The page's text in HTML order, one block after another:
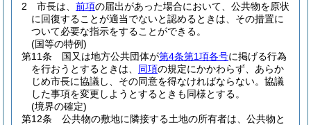
2
市長は、 前項の届出があった場合において、公共物を原状
に回復することが適当でないと認めるときは、その措置に
ついて必要な指示をすることができる。
(国等の特例)
第11条
国又は地方公共団体が第4条第1項各号に掲げる行為
を行おうとするときは、 同項の規定にかかわらず、あらか
じめ市長に協議し、その同意を得なければならない。 協議
した事項を変更しようとするときも同様とする。
(境界の確定)
第12条
公共物の敷地に隣接する土地の所有者は、公共物と